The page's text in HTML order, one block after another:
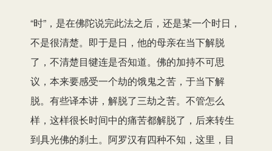
“时”，是在佛陀说完此法之后，还是某一个时日，
不是很清楚。即于是日，他的母亲在当下解脱
了，不清楚目犍连是否知道。佛的加持不可思
议，本来要感受一个劫的饿鬼之苦，于当下解
脱。有些译本讲，解脱了三劫之苦。不管怎么
样，这样很长时间中的痛苦都解脱了，后来转生
到具光佛的刹土。阿罗汉有四种不知，这里，目